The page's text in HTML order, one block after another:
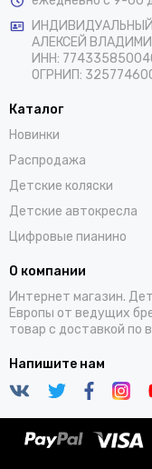
АЛЕКСЕЙ
ИНН:
ОГРНИП:
Каталог
Новинки
Распродажа
Детские коляски
Детские автокресла
Цифровые пианино
О компании
Интернет магазин.
Европы от ведущих
товар с доставкой по
Напишите нам